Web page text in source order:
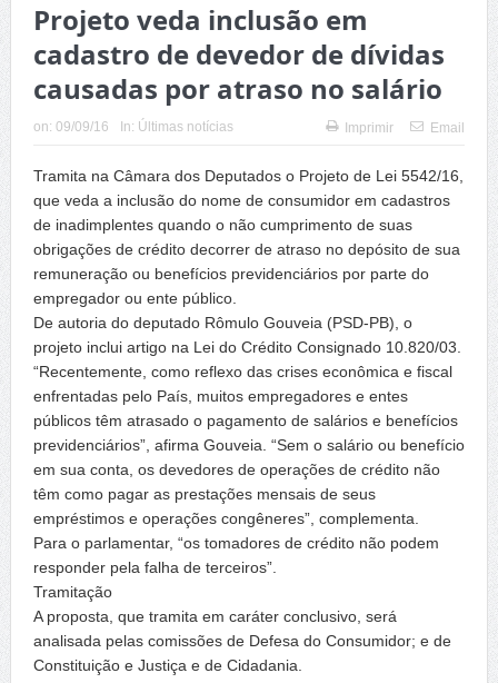
Projeto veda inclusão em
cadastro de devedor de dívidas
causadas por atraso no salário
on: 09/09/16 In: Últimas notícias Imprimir Email
Tramita na Câmara dos Deputados o Projeto de Lei 5542/16,
que veda a inclusão do nome de consumidor em cadastros
de inadimplentes quando o não cumprimento de suas
obrigações de crédito decorrer de atraso no depósito de sua
remuneração ou benefícios previdenciários por parte do
empregador ou ente público.
De autoria do deputado Rômulo Gouveia (PSD-PB), o
projeto inclui artigo na Lei do Crédito Consignado 10.820/03.
“Recentemente, como reflexo das crises econômica e fiscal
enfrentadas pelo País, muitos empregadores e entes
públicos têm atrasado o pagamento de salários e benefícios
previdenciários”, afirma Gouveia. “Sem o salário ou benefício
em sua conta, os devedores de operações de crédito não
têm como pagar as prestações mensais de seus
empréstimos e operações congêneres”, complementa.
Para o parlamentar, “os tomadores de crédito não podem
responder pela falha de terceiros”.
Tramitação
A proposta, que tramita em caráter conclusivo, será
analisada pelas comissões de Defesa do Consumidor; e de
Constituição e Justiça e de Cidadania.